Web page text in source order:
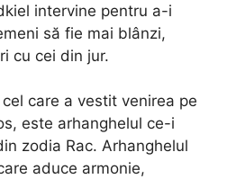
intervine pentru a-i
să fie mai blânzi,
cu cei din jur.
care a vestit venirea pe
este arhanghelul ce-i
zodia Rac. Arhanghelul
aduce armonie,